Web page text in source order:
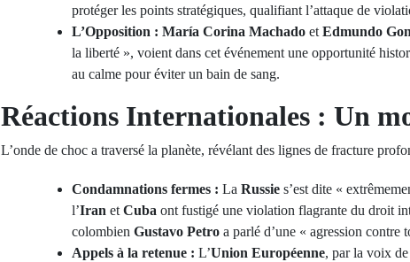
protéger les points stratégiques, qualifiant l’attaque de
L’Opposition : María Corina Machado et Edmundo
la liberté », voient dans cet événement une opportunité
au calme pour éviter un bain de sang.
Réactions Internationales : Un
L’onde de choc a traversé la planète, révélant des lignes de fracture
Condamnations fermes : La Russie s’est dite «
l’Iran et Cuba ont fustigé une violation flagrante du droit
colombien Gustavo Petro a parlé d’une « agression contre
Appels à la retenue : L’Union Européenne, par la voix